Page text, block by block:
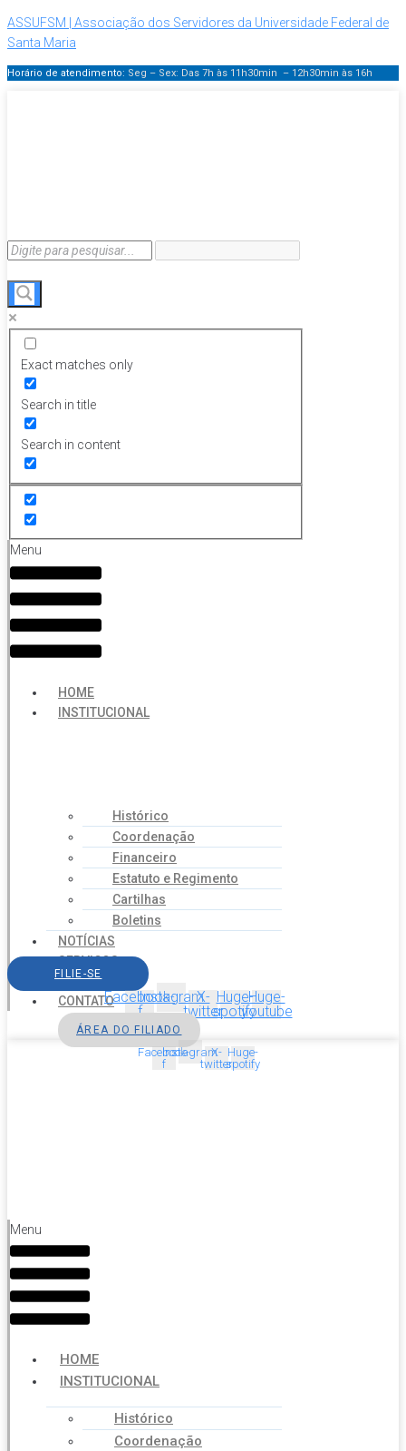
ASSUFSM | Associação dos Servidores da Universidade Federal de
Santa Maria
Horário de atendimento: Seg – Sex: Das 7h às 11h30min – 12h30min às 16h
Exact matches only
Search in title
Search in content
Menu
HOME
INSTITUCIONAL
Histórico
Coordenação
Financeiro
Estatuto e Regimento
Cartilhas
Boletins
NOTÍCIAS
SERVIÇOS
AGENDA
CONTATO
FILIE-SE
Facebook-
f
InstagramX-
twitter
Huge-
spotify
Huge-
youtube
ÁREA DO FILIADO
Facebook-
f
InstagramX-
twitter
Huge-
spotify
Menu
HOME
INSTITUCIONAL
Histórico
Coordenação